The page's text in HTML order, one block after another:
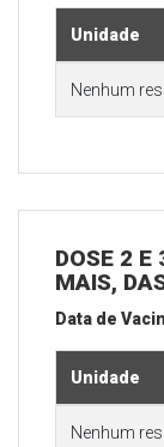
Unidade
Nenhum
DOSE 2 E
MAIS,
Data de
Unidade
Nenhum